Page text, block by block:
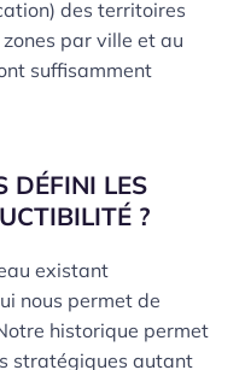
des territoires
par ville et au
suffisamment
DÉFINI LES
?
existant
nous permet de
historique permet
stratégiques autant